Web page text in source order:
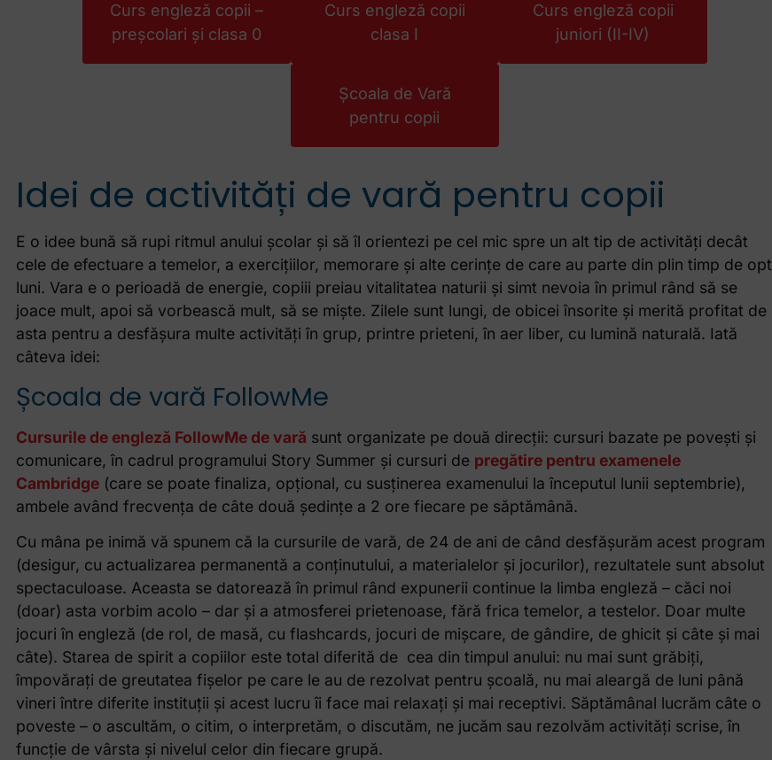
Curs engleză copii –
preșcolari și clasa 0
Curs engleză copii
clasa I
Curs engleză copii
juniori (II-IV)
Școala de Vară
pentru copii
Idei de activități de vară pentru copii
E o idee bună să rupi ritmul anului școlar și să îl orientezi pe cel mic spre un alt tip de activități decât
cele de efectuare a temelor, a exercițiilor, memorare și alte cerințe de care au parte din plin timp de opt
luni. Vara e o perioadă de energie, copiii preiau vitalitatea naturii și simt nevoia în primul rând să se
joace mult, apoi să vorbească mult, să se miște. Zilele sunt lungi, de obicei însorite și merită profitat de
asta pentru a desfășura multe activități în grup, printre prieteni, în aer liber, cu lumină naturală. Iată
câteva idei:
Școala de vară FollowMe
Cursurile de engleză FollowMe de vară sunt organizate pe două direcții: cursuri bazate pe povești și
comunicare, în cadrul programului Story Summer și cursuri de pregătire pentru examenele
Cambridge(care se poate finaliza, opțional, cu susținerea examenului la începutul lunii septembrie),
ambele având frecvența de câte două ședințe a 2 ore fiecare pe săptămână.
Cu mâna pe inimă vă spunem că la cursurile de vară, de 24 de ani de când desfășurăm acest program
(desigur, cu actualizarea permanentă a conținutului, a materialelor și jocurilor), rezultatele sunt absolut
spectaculoase. Aceasta se datorează în primul rând expunerii continue la limba engleză – căci noi
(doar) asta vorbim acolo – dar și a atmosferei prietenoase, fără frica temelor, a testelor. Doar multe
jocuri în engleză (de rol, de masă, cu flashcards, jocuri de mișcare, de gândire, de ghicit și câte și mai
câte). Starea de spirit a copiilor este total diferită de cea din timpul anului: nu mai sunt grăbiți,
împovărați de greutatea fișelor pe care le au de rezolvat pentru școală, nu mai aleargă de luni până
vineri între diferite instituții și acest lucru îi face mai relaxați și mai receptivi. Săptămânal lucrăm câte o
poveste – o ascultăm, o citim, o interpretăm, o discutăm, ne jucăm sau rezolvăm activități scrise, în
funcție de vârsta și nivelul celor din fiecare grupă.